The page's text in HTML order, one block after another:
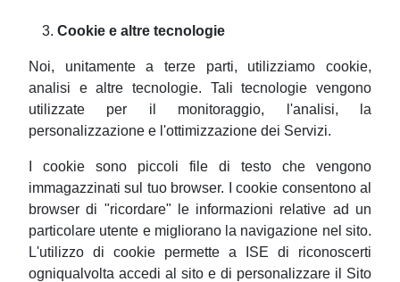
Cookie e altre tecnologie
Noi, unitamente a terze parti, utilizziamo cookie,
analisi e altre tecnologie. Tali tecnologie vengono
utilizzate per il monitoraggio, l'analisi, la
personalizzazione e l'ottimizzazione dei Servizi.
I cookie sono piccoli file di testo che vengono
immagazzinati sul tuo browser. I cookie consentono al
browser di "ricordare" le informazioni relative ad un
particolare utente e migliorano la navigazione nel sito.
L'utilizzo di cookie permette a ISE di riconoscerti
ogniqualvolta accedi al sito e di personalizzare il Sito